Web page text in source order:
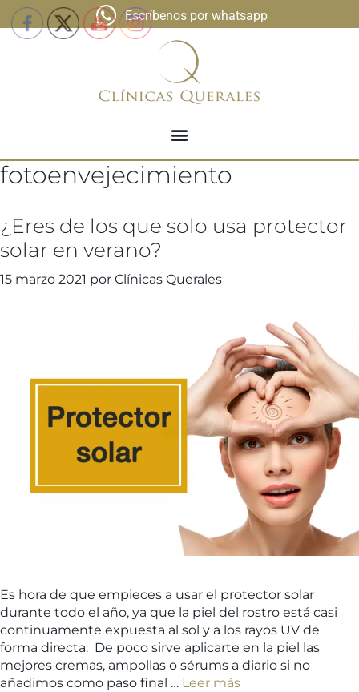
Escríbenos por whatsapp
fotoenvejecimiento
¿Eres de los que solo usa protector
solar en verano?
15 marzo 2021 por Clínicas Querales
Es hora de que empieces a usar el protector solar
durante todo el año, ya que la piel del rostro está casi
continuamente expuesta al sol y a los rayos UV de
forma directa. De poco sirve aplicarte en la piel las
mejores cremas, ampollas o sérums a diario si no
añadimos como paso final … Leer más